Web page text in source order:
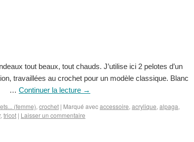
tout beaux, tout chauds. J’utilise ici 2 pelotes d’un
travaillées au crochet pour un modèle classique. Blanc
… Continuer la lecture →
(femme), crochet | Marqué avecaccessoire, acrylique, alpaga,
, tricot | Laisser un commentaire